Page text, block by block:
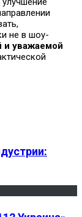
не в шоу-
и уважаемой